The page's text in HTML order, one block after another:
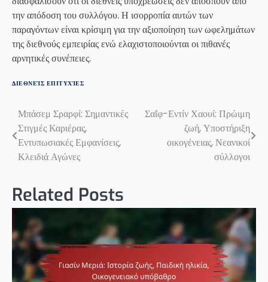
την απόδοση του συλλόγου. Η ισορροπία αυτών των
παραγόντων είναι κρίσιμη για την αξιοποίηση των ωφελημάτων
της διεθνούς εμπειρίας ενώ ελαχιστοποιούνται οι πιθανές
αρνητικές συνέπειες.
ΔΙΕΘΝΕΊΣ ΕΠΙΤΥΧΊΕΣ
Post
navigation
Μπάσεμ Σραρφί: Σημαντικές
Στιγμές Καριέρας,
Εντυπωσιακές Εμφανίσεις,
Κλειδιά Αγώνες
Σαΐφ-Εντίν Χαουί: Πρώιμη
ζωή, Υποστήριξη
οικογένειας, Νεανικοί
σύλλογοι
Related Posts